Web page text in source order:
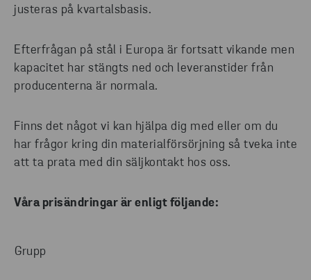
justeras på kvartalsbasis.
Efterfrågan på stål i Europa är fortsatt vikande men
kapacitet har stängts ned och leveranstider från
producenterna är normala.
Finns det något vi kan hjälpa dig med eller om du
har frågor kring din materialförsörjning så tveka inte
att ta prata med din säljkontakt hos oss.
Våra prisändringar är enligt följande:
Grupp